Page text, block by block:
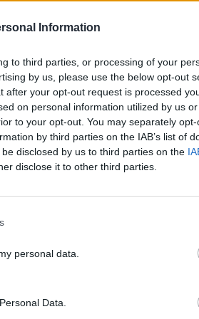
Information
to third parties, or processing of your
by us, please use the below opt-out
after your opt-out request is processed
on personal information utilized by us
to your opt-out. You may separately
by third parties on the IAB’s list of
disclosed by us to third parties on the
disclose it to other third parties.
personal data.
Data.
da tre
Chi stasera si
all'appuntamento in
Cecilia
B.B. King è ancora
sotto il peso degli
sacro che gli
in Arkansas.
ci sono stati
un elenco
Stevie Ray
Jerry Lee Lewis,
Sheryl Crow,
a Come States?
Meloni e la strategia